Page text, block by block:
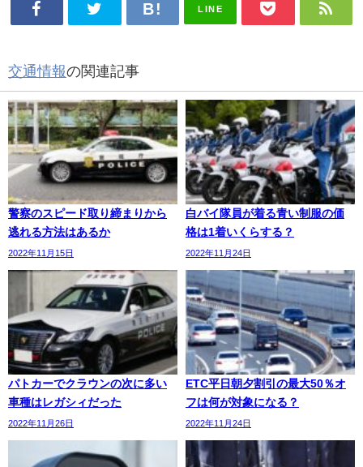
LINE
交通情報の関連記事
警察のスピード取り締まりから
逃れる方法はあるか
2022年11月15日
白バイ隊員が着る青い制服の価
格は1着いくらする？
2022年11月24日
パトカーでクラウンの次に多い
車種はレガシィだった
2022年11月26日
ETC平日朝夕割引の最大50％オ
フは何が対象になる？
2022年11月24日